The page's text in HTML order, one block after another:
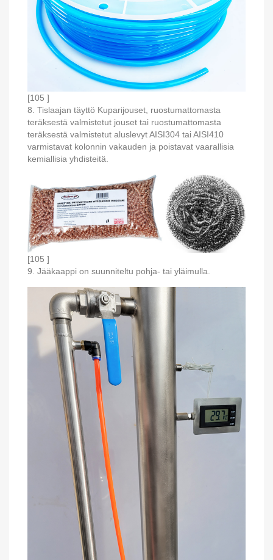
[105 ]
8. Tislaajan täyttö Kuparijouset, ruostumattomasta
teräksestä valmistetut jouset tai ruostumattomasta
teräksestä valmistetut aluslevyt AISI304 tai AISI410
varmistavat kolonnin vakauden ja poistavat vaarallisia
kemiallisia yhdisteitä.
[105 ]
9. Jääkaappi on suunniteltu pohja- tai yläimulla.